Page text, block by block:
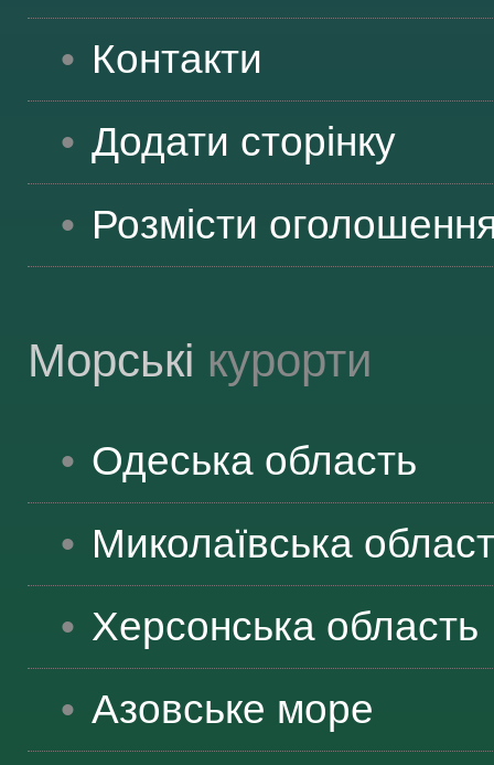
Контакти
Додати сторінку
Розмісти
Морські курорти
Одеська область
Миколаївська
Херсонська область
Азовське море